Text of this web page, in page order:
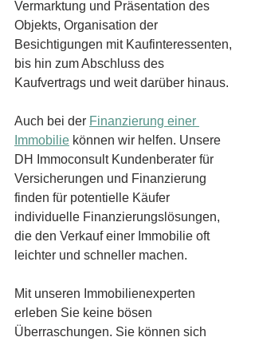
Vermarktung und Präsentation des
Objekts, Organisation der
Besichtigungen mit Kaufinteressenten,
bis hin zum Abschluss des
Kaufvertrags und weit darüber hinaus.
Auch bei der Finanzierung einer
Immobilie können wir helfen. Unsere
DH Immoconsult Kundenberater für
Versicherungen und Finanzierung
finden für potentielle Käufer
individuelle Finanzierungslösungen,
die den Verkauf einer Immobilie oft
leichter und schneller machen.
Mit unseren Immobilienexperten
erleben Sie keine bösen
Überraschungen. Sie können sich